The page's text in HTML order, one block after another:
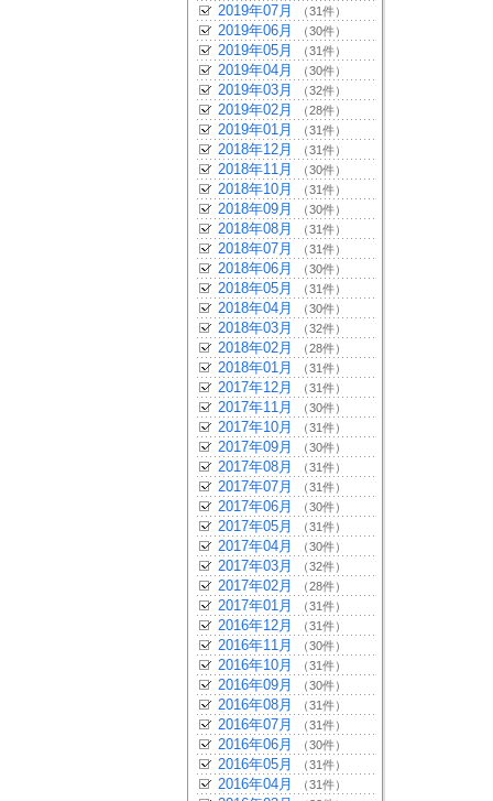
2019年07月 （31件）
2019年06月 （30件）
2019年05月 （31件）
2019年04月 （30件）
2019年03月 （32件）
2019年02月 （28件）
2019年01月 （31件）
2018年12月 （31件）
2018年11月 （30件）
2018年10月 （31件）
2018年09月 （30件）
2018年08月 （31件）
2018年07月 （31件）
2018年06月 （30件）
2018年05月 （31件）
2018年04月 （30件）
2018年03月 （32件）
2018年02月 （28件）
2018年01月 （31件）
2017年12月 （31件）
2017年11月 （30件）
2017年10月 （31件）
2017年09月 （30件）
2017年08月 （31件）
2017年07月 （31件）
2017年06月 （30件）
2017年05月 （31件）
2017年04月 （30件）
2017年03月 （32件）
2017年02月 （28件）
2017年01月 （31件）
2016年12月 （31件）
2016年11月 （30件）
2016年10月 （31件）
2016年09月 （30件）
2016年08月 （31件）
2016年07月 （31件）
2016年06月 （30件）
2016年05月 （31件）
2016年04月 （31件）